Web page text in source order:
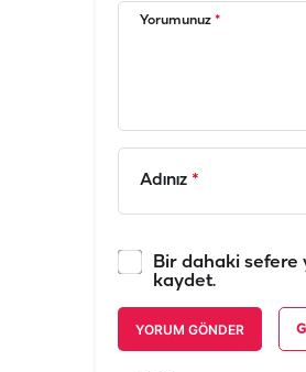
Yorumunuz *
Adınız *
Bir dahaki sefere
kaydet.
YORUM GÖNDER